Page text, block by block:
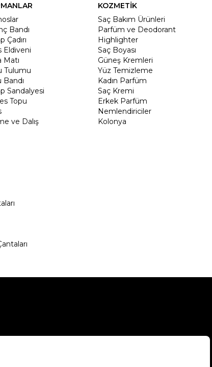
Bandı
Çadırı
Eldiveni
Matı
Tulumu
Bandı
Sandalyesi
Topu
ve Dalış
KOZMETİK
Saç Bakım Ürünleri
Parfüm ve Deodorant
Highlighter
Saç Boyası
Güneş Kremleri
Yüz Temizleme
Kadın Parfüm
Saç Kremi
Erkek Parfüm
Nemlendiriciler
Kolonya